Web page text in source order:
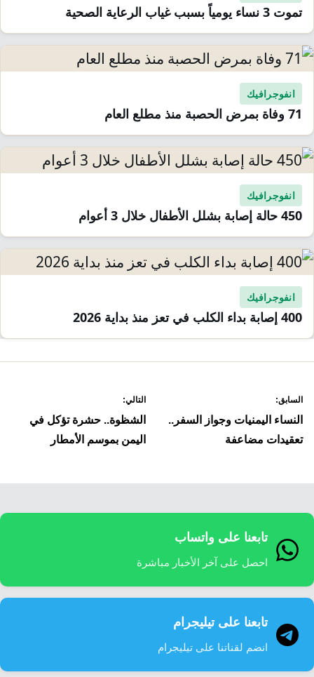
تموت 3 نساء يومياً بسبب غياب الرعاية الصحية
انفوجرافيك
71 وفاة بمرض الحصبة منذ مطلع العام
انفوجرافيك
450 حالة إصابة بشلل الأطفال خلال 3 أعوام
انفوجرافيك
400 إصابة بداء الكلب في تعز منذ بداية 2026
المقالات
السابق:
النساء اليمنيات وجواز السفر..
تعقيدات مضاعفة
التالي:
الشظوة.. حشرة تؤكل في
اليمن بموسم الأمطار
تابعنا على واتساب
احصل على آخر الأخبار مباشرة
تابعنا على تيليجرام
انضم لقناتنا على تيليجرام